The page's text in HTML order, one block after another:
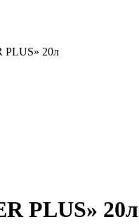
PLUS» 20л
PLUS» 20л